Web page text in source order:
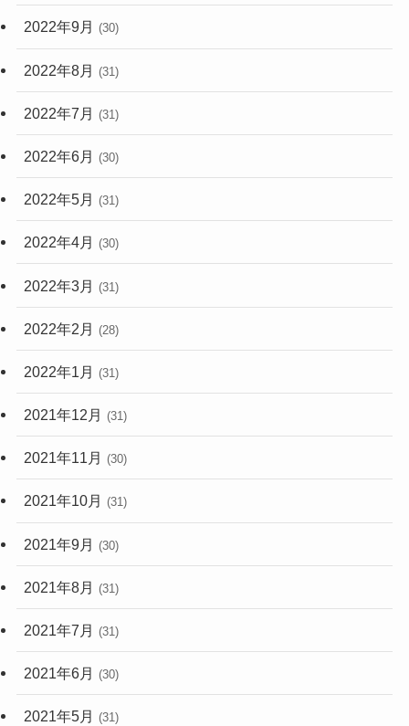
2022年9月 (30)
2022年8月 (31)
2022年7月 (31)
2022年6月 (30)
2022年5月 (31)
2022年4月 (30)
2022年3月 (31)
2022年2月 (28)
2022年1月 (31)
2021年12月 (31)
2021年11月 (30)
2021年10月 (31)
2021年9月 (30)
2021年8月 (31)
2021年7月 (31)
2021年6月 (30)
2021年5月 (31)